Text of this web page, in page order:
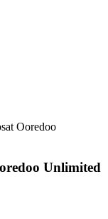
Ooredoo
Unlimited